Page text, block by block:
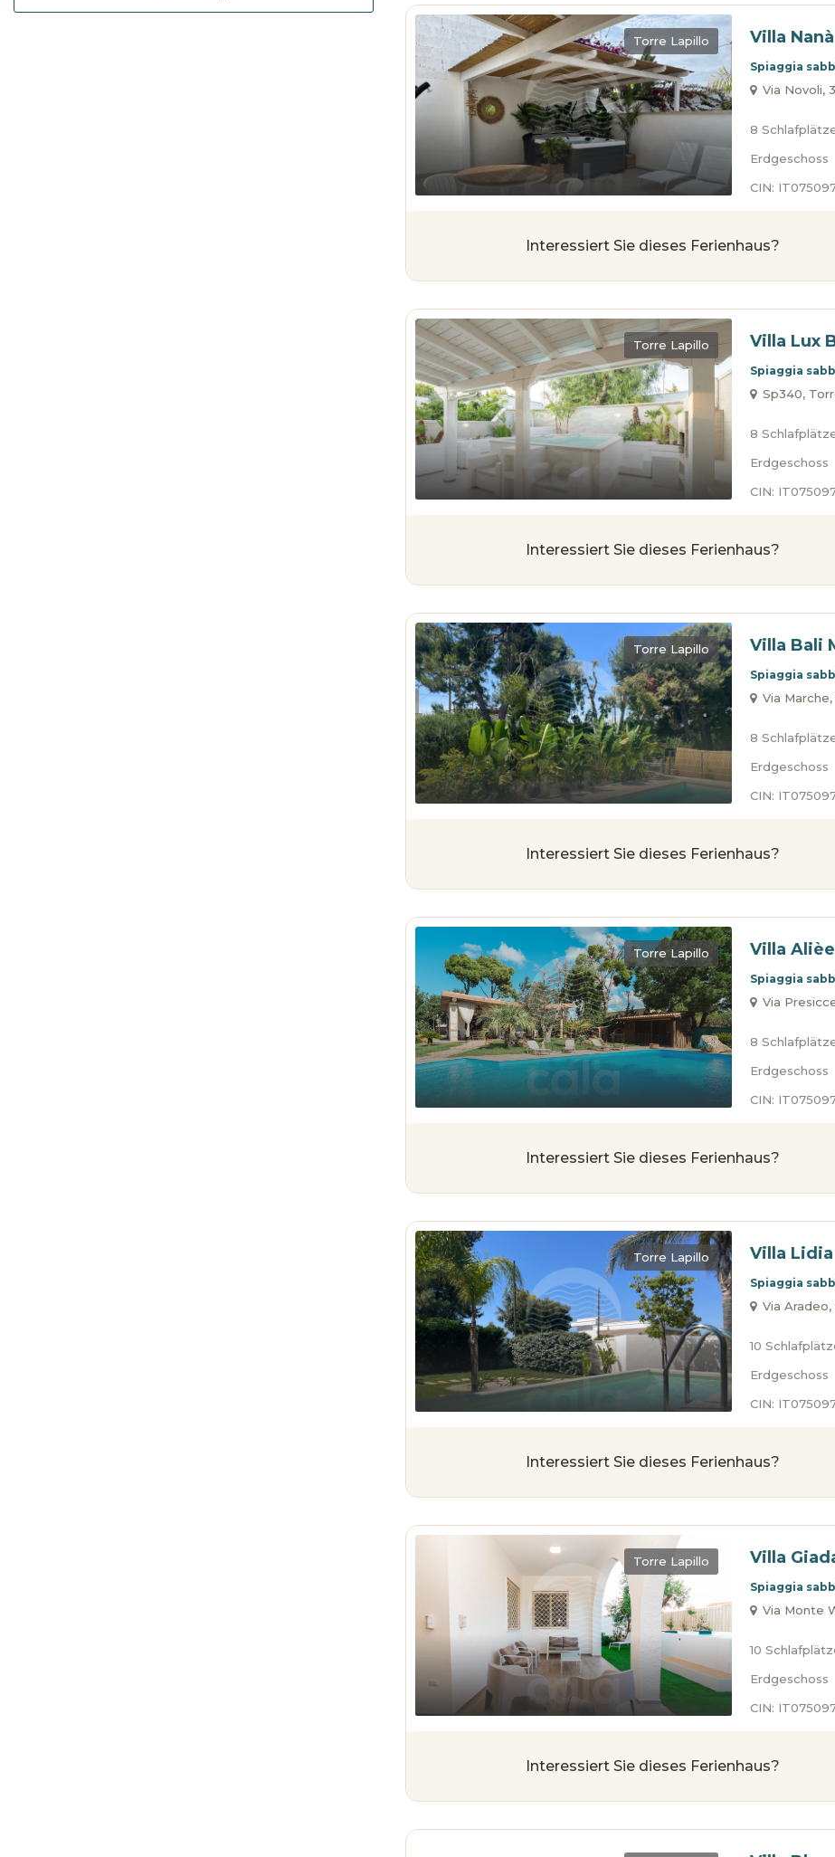
Torre Lapillo Villa
Spiaggia
Via Novoli,
8
Erdgeschoss
CIN:
Interessiert Sie dieses Ferienhaus?
Torre Lapillo Villa Lux
Spiaggia
Sp340,
8
Erdgeschoss
CIN:
Interessiert Sie dieses Ferienhaus?
Torre Lapillo Villa Bali
Spiaggia
Via
8
Erdgeschoss
CIN:
Interessiert Sie dieses Ferienhaus?
Torre Lapillo Villa
Spiaggia
Via
8
Erdgeschoss
CIN:
Interessiert Sie dieses Ferienhaus?
Torre Lapillo Villa
Spiaggia
Via
10
Erdgeschoss
CIN:
Interessiert Sie dieses Ferienhaus?
Torre Lapillo Villa
Spiaggia
Via Monte
10
Erdgeschoss
CIN:
Interessiert Sie dieses Ferienhaus?